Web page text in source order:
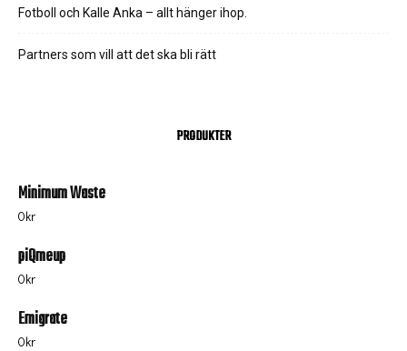
Fotboll och Kalle Anka – allt hänger ihop.
Partners som vill att det ska bli rätt
PRODUKTER
Minimum Waste
0kr
piQmeup
0kr
Emigrate
0kr